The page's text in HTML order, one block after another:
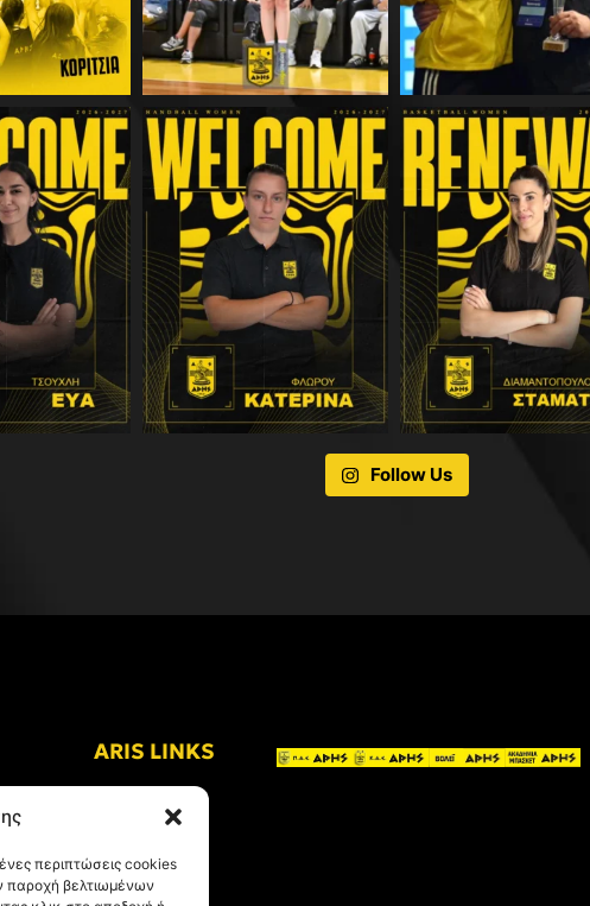
περιπτώσεις cookies
παροχή βελτιωμένων
Follow Us
ARIS LINKS